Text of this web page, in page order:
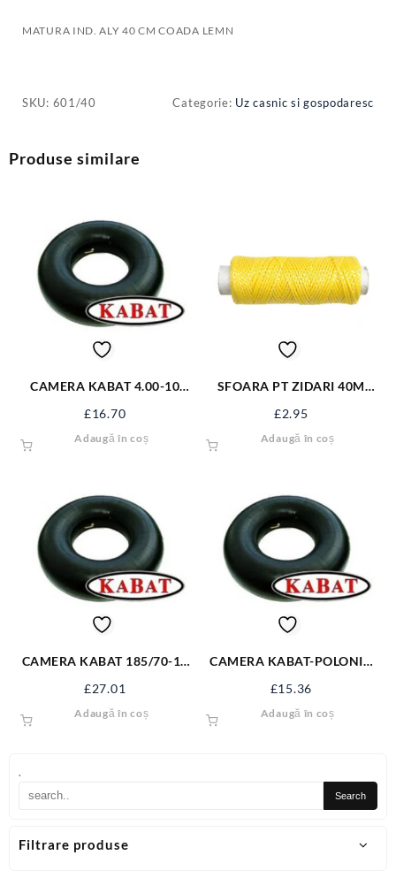
.
Filtrare produse
MATURA IND. ALY 40 CM COADA LEMN
SKU: 601/40 Categorie: Uz casnic si gospodaresc
Produse similare
CAMERA KABAT 4.00-10
£16.70
Adaugă în coș
SFOARA PT ZIDARI 40M
£2.95
Adaugă în coș
CAMERA KABAT 185/70-15
£27.01
Adaugă în coș
CAMERA KABAT-POLONIA
£15.36
Adaugă în coș